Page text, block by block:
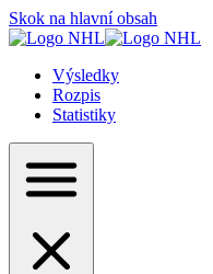
Skok na hlavní obsah
Výsledky
Rozpis
Statistiky